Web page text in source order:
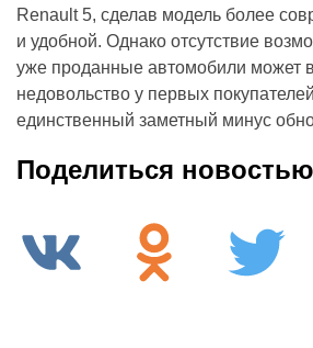
Renault 5, сделав модель более
и удобной. Однако отсутствие
уже проданные автомобили может
недовольство у первых
единственный заметный минус
Поделиться новостью